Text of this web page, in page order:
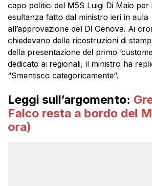
capo politici del M5S Luigi Di Maio per
esultanza fatto dal ministro ieri in aula
all’approvazione del Dl Genova. Ai
chiedevano delle ricostruzioni di
della presentazione del primo
dedicato ai regionali, il ministro ha
“Smentisco categoricamente”.
Leggi sull’argomento:
Falco resta a bordo del
ora)